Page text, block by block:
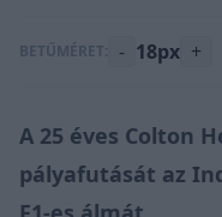
BETŰMÉRET: - 18px +
A 25 éves Colton
pályafutását az